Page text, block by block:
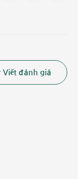
Viết đánh giá